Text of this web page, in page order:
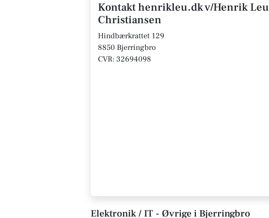
Kontakt henrikleu.dk v/Henrik Leu
Christiansen
Hindbærkrattet 129
8850 Bjerringbro
CVR: 32694098
Elektronik / IT - Øvrige i Bjerringbro